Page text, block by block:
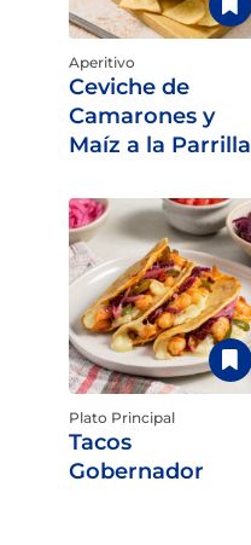
Aperitivo
Ceviche de
Camarones y
Maíz a la Parrilla
Plato Principal
Tacos
Gobernador